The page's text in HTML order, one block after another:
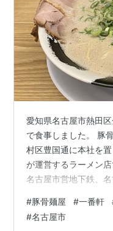
愛知県名古屋市熱田
で食事しました。 豚
村区豊国通に本社を
が運営するラーメン
名古屋市営地下鉄、
ーメン店において無
げたとのこと。 創業
#豚骨麺屋 #一番軒
#名古屋市